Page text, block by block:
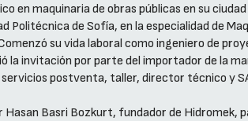
en maquinaria de obras públicas en su
Politécnica de Sofía, en la especialidad de
su vida laboral como ingeniero de
la invitación por parte del importador de la
servicios postventa, taller, director técnico y
Hasan Basri Bozkurt, fundador de Hidromek,